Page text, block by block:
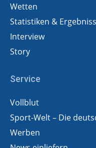
Wetten
Statistiken &
Interview
Story
Service
Vollblut
Sport-Welt – Die
Werben